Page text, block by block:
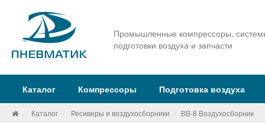
Промышленные компрессоры,
подготовки воздуха и запчасти
Каталог Компрессоры Подготовка воздуха
Каталог Ресиверы и воздухосборники ВВ-8 Воздухосборник